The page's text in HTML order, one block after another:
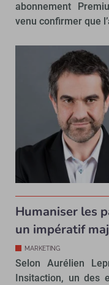
abonnement
venu confirmer que
Humaniser les
un impératif
MARKETING
Selon Aurélien
Insitaction, un des